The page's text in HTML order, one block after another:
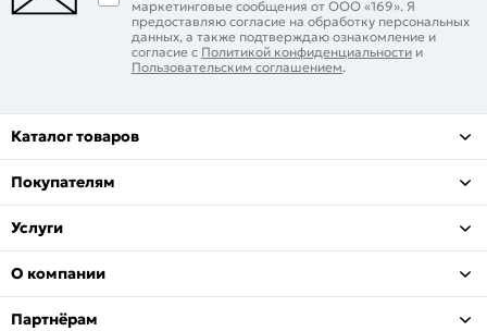
маркетинговые сообщения от ООО «169». Я
предоставляю согласие на обработку персональных
данных, а также подтверждаю ознакомление и
согласие с Политикой конфиденциальности и
Пользовательским соглашением.
Каталог товаров
Покупателям
Услуги
О компании
Партнёрам